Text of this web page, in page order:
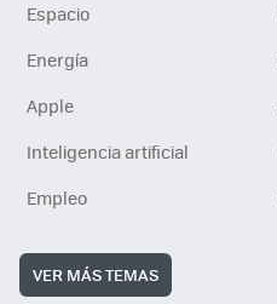
Espacio
Energía
Apple
Inteligencia artificial
Empleo
VER MÁS TEMAS